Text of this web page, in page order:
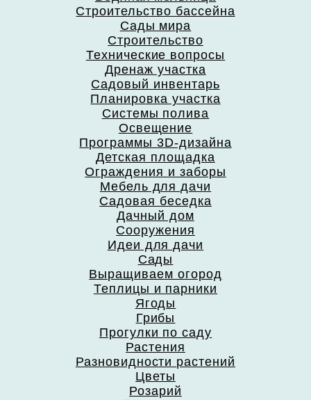
Строительство бассейна
Сады мира
Строительство
Технические вопросы
Дренаж участка
Садовый инвентарь
Планировка участка
Системы полива
Освещение
Программы 3D-дизайна
Детская площадка
Ограждения и заборы
Мебель для дачи
Садовая беседка
Дачный дом
Сооружения
Идеи для дачи
Сады
Выращиваем огород
Теплицы и парники
Ягоды
Грибы
Прогулки по саду
Растения
Разновидности растений
Цветы
Розарий